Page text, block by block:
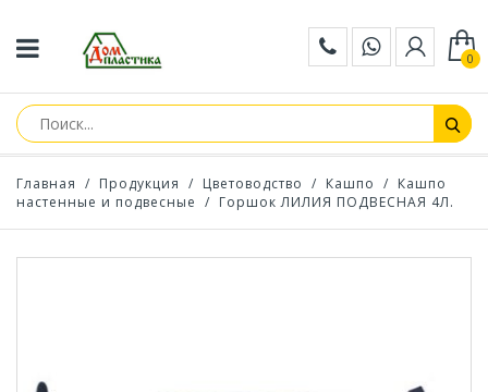
0
Главная / Продукция / Цветоводство / Кашпо / Кашпо
настенные и подвесные / Горшок ЛИЛИЯ ПОДВЕСНАЯ 4Л.